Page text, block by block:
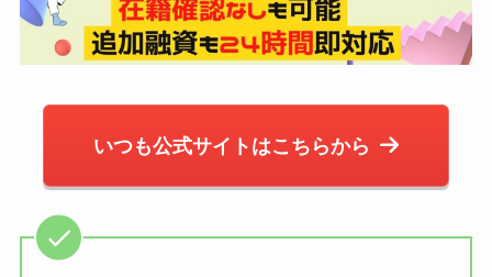
いつも公式サイトはこちらから